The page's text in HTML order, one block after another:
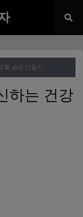
활 습관 만들기
하는 건강